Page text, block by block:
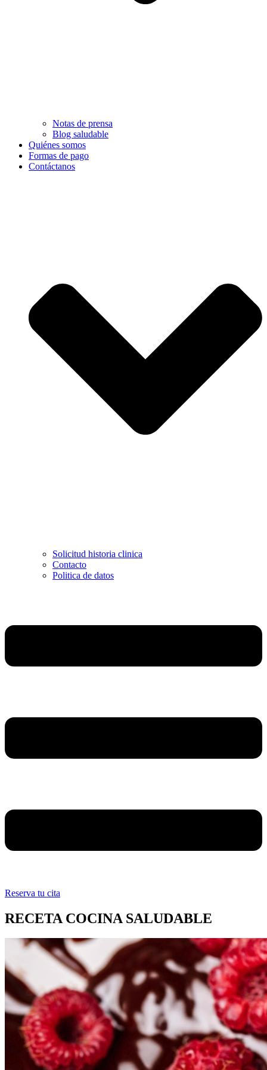
Notas de prensa
Blog saludable
Quiénes somos
Formas de pago
Contáctanos
Solicitud historia clinica
Contacto
Politica de datos
Reserva tu cita
RECETA COCINA SALUDABLE